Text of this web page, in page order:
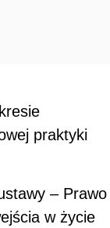
praktyki
– Prawo
w życie